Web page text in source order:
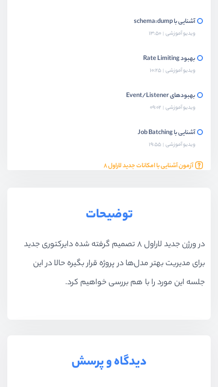
آشنایی با schema:dump
ویدیو آموزشی 13:50
بهبود Rate Limiting
ویدیو آموزشی 10:25
بهبودهای Event/Listener
ویدیو آموزشی 09:02
آشنایی با Job Batching
ویدیو آموزشی 19:55
آزمون آشنایی با امکانات جدید لاراول 8
توضیحات
در ورژن جدید لاراول 8 تصمیم گرفته شده دایرکتوری جدید
برای مدیریت بهتر مدل‌ها در پروژه قرار بگیره حالا در این
جلسه این مورد را با هم بررسی خواهیم کرد.
دیدگاه و پرسش